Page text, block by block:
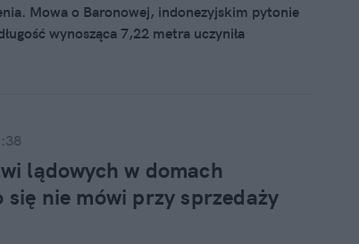
Mowa o Baronowej, indonezyjskim pytonie
wynosząca 7,22 metra uczyniła
lądowych w domach
się nie mówi przy sprzedaży